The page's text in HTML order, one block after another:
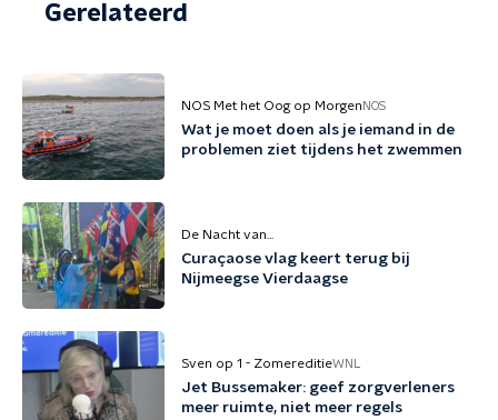
Gerelateerd
NOS Met het Oog op Morgen NOS
Wat je moet doen als je iemand in de
problemen ziet tijdens het zwemmen
De Nacht van...
Curaçaose vlag keert terug bij
Nijmeegse Vierdaagse
Sven op 1 - ZomereditieWNL
Jet Bussemaker: geef zorgverleners
meer ruimte, niet meer regels